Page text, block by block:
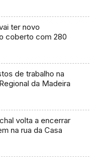
ter novo
coberto com 280
de trabalho na
da Madeira
volta a encerrar
na rua da Casa